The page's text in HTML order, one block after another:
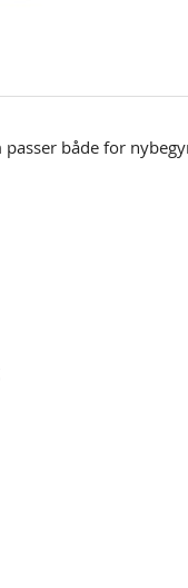
passer både for